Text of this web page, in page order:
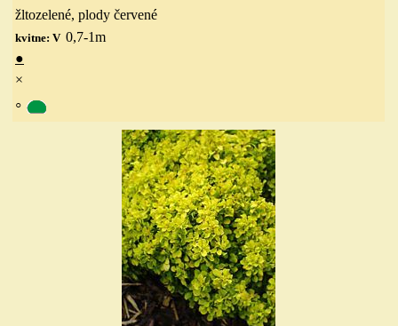
žltozelené, plody červené
kvitne: V 0,7-1m
●
×
◦